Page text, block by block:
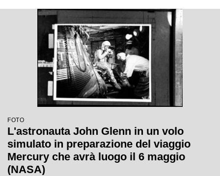
FOTO
L'astronauta John Glenn in un volo
simulato in preparazione del viaggio
Mercury che avrà luogo il 6 maggio
(NASA)